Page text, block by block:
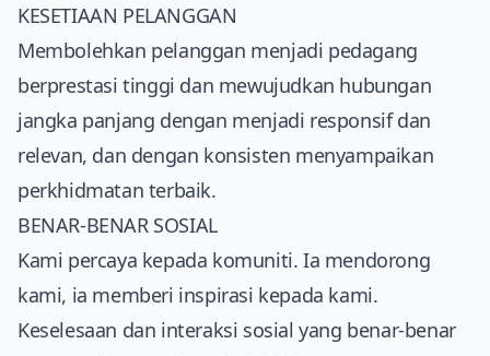
KESETIAAN PELANGGAN
Membolehkan pelanggan menjadi pedagang
berprestasi tinggi dan mewujudkan hubungan
jangka panjang dengan menjadi responsif dan
relevan, dan dengan konsisten menyampaikan
perkhidmatan terbaik.
BENAR-BENAR SOSIAL
Kami percaya kepada komuniti. Ia mendorong
kami, ia memberi inspirasi kepada kami.
Keselesaan dan interaksi sosial yang benar-benar